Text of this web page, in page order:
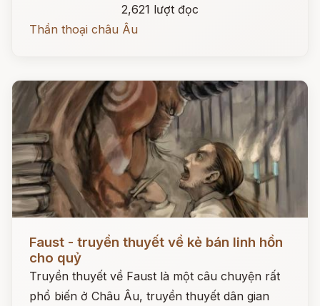
2,621 lượt đọc
Thần thoại châu Âu
Faust - truyền thuyết về kẻ bán linh hồn
cho quỷ
Truyền thuyết về Faust là một câu chuyện rất
phổ biến ở Châu Âu, truyền thuyết dân gian